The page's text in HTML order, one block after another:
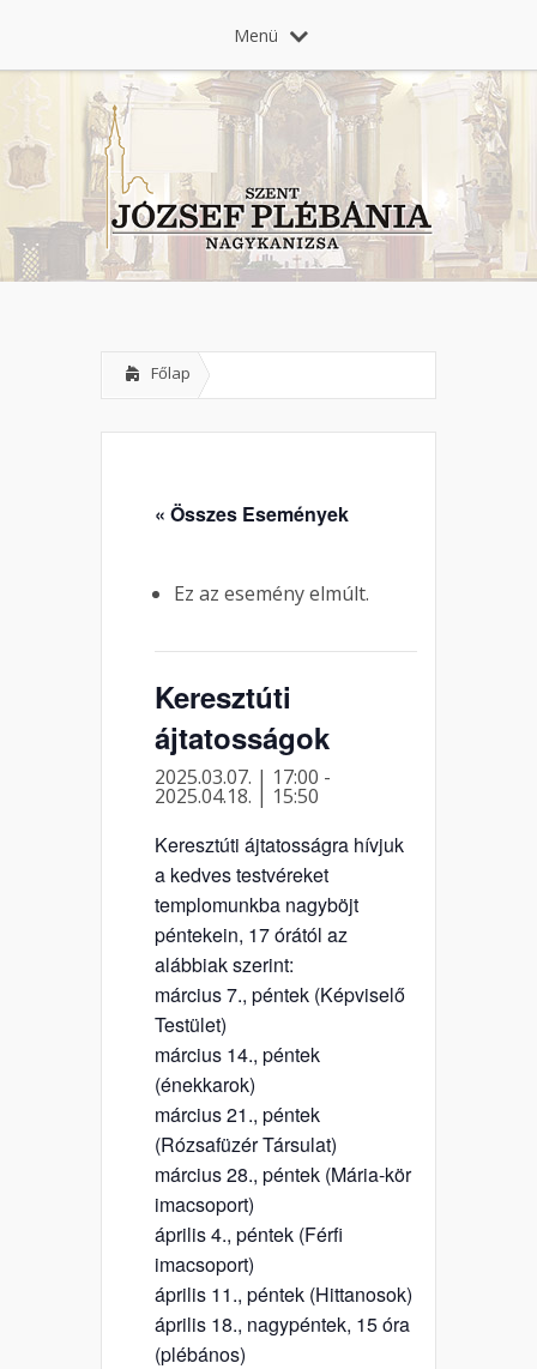
Menü
Főlap
« Összes Események
Ez az esemény elmúlt.
Keresztúti
ájtatosságok
2025.03.07. | 17:00 -
2025.04.18. | 15:50
Keresztúti ájtatosságra hívjuk
a kedves testvéreket
templomunkba nagyböjt
péntekein, 17 órától az
alábbiak szerint:
március 7., péntek (Képviselő
Testület)
március 14., péntek
(énekkarok)
március 21., péntek
(Rózsafüzér Társulat)
március 28., péntek (Mária-kör
imacsoport)
április 4., péntek (Férfi
imacsoport)
április 11., péntek (Hittanosok)
április 18., nagypéntek, 15 óra
(plébános)